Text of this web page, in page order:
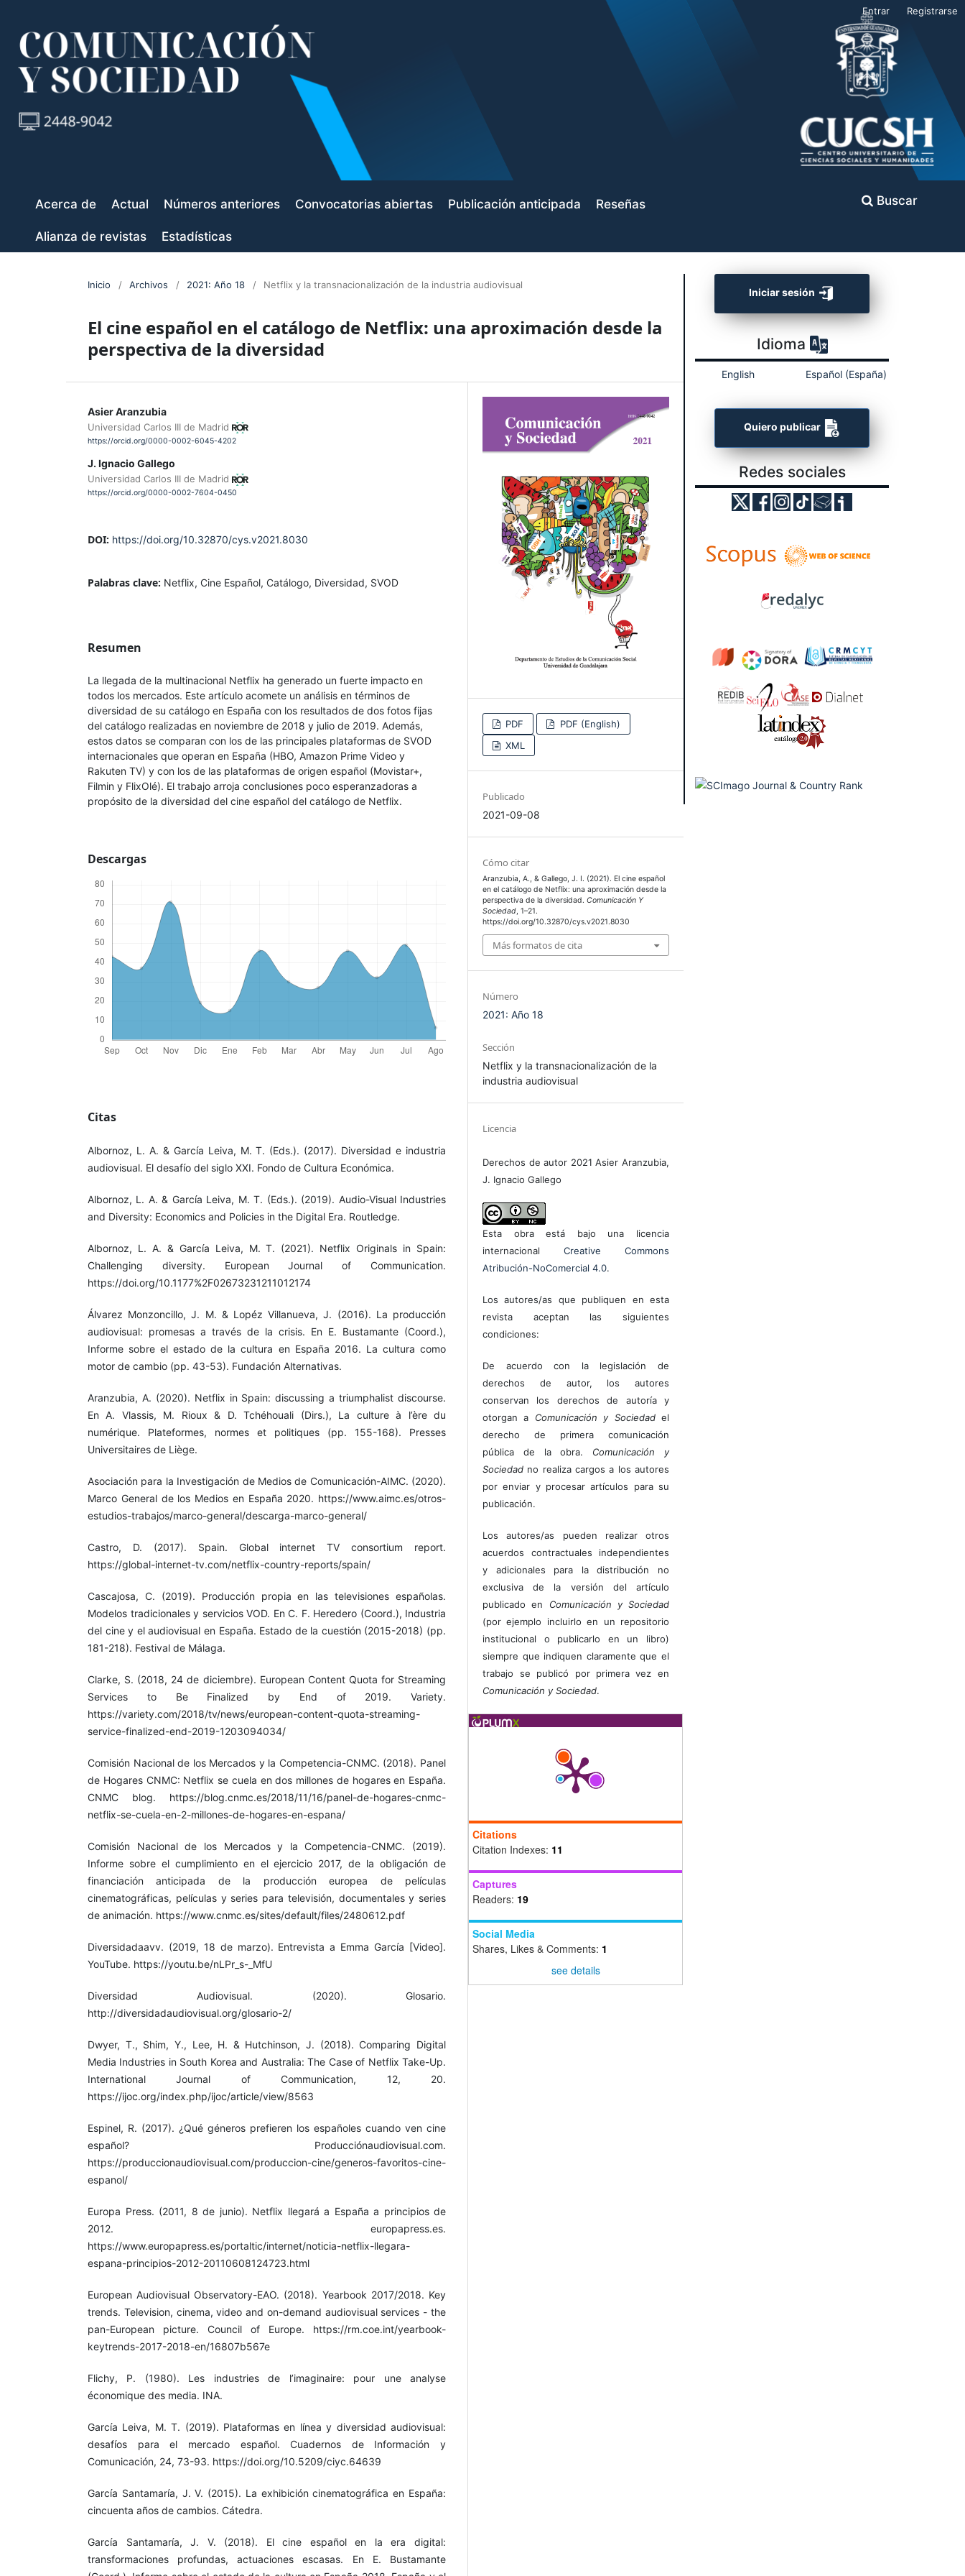
Acerca de Actual Números anteriores Convocatorias abiertas Publicación anticipada Reseñas
Alianza de revistas Estadísticas
Buscar
Entrar Registrarse
Inicio / Archivos / 2021: Año 18 / Netflix y la transnacionalización de la industria audiovisual
El cine español en el catálogo de Netflix: una aproximación desde la
perspectiva de la diversidad
Asier Aranzubia
Universidad Carlos III de Madrid
https://orcid.org/0000-0002-6045-4202
J. Ignacio Gallego
Universidad Carlos III de Madrid
https://orcid.org/0000-0002-7604-0450
DOI: https://doi.org/10.32870/cys.v2021.8030
Palabras clave: Netflix, Cine Español, Catálogo, Diversidad, SVOD
Resumen
La llegada de la multinacional Netflix ha generado un fuerte impacto en
todos los mercados. Este artículo acomete un análisis en términos de
diversidad de su catálogo en España con los resultados de dos fotos fijas
del catálogo realizadas en noviembre de 2018 y julio de 2019. Además,
estos datos se comparan con los de las principales plataformas de SVOD
internacionales que operan en España (HBO, Amazon Prime Video y
Rakuten TV) y con los de las plataformas de origen español (Movistar+,
Filmin y FlixOlé). El trabajo arroja conclusiones poco esperanzadoras a
propósito de la diversidad del cine español del catálogo de Netflix.
Descargas
Citas
Albornoz, L. A. & García Leiva, M. T. (Eds.). (2017). Diversidad e industria
audiovisual. El desafío del siglo XXI. Fondo de Cultura Económica.
Albornoz, L. A. & García Leiva, M. T. (Eds.). (2019). Audio-Visual Industries
and Diversity: Economics and Policies in the Digital Era. Routledge.
Albornoz, L. A. & García Leiva, M. T. (2021). Netflix Originals in Spain:
Challenging diversity. European Journal of Communication.
https://doi.org/10.1177%2F02673231211012174
Álvarez Monzoncillo, J. M. & Lopéz Villanueva, J. (2016). La producción
audiovisual: promesas a través de la crisis. En E. Bustamante (Coord.),
Informe sobre el estado de la cultura en España 2016. La cultura como
motor de cambio (pp. 43-53). Fundación Alternativas.
Aranzubia, A. (2020). Netflix in Spain: discussing a triumphalist discourse.
En A. Vlassis, M. Rioux & D. Tchéhouali (Dirs.), La culture à l’ère du
numérique. Plateformes, normes et politiques (pp. 155-168). Presses
Universitaires de Liège.
Asociación para la Investigación de Medios de Comunicación-AIMC. (2020).
Marco General de los Medios en España 2020. https://www.aimc.es/otros-
estudios-trabajos/marco-general/descarga-marco-general/
Castro, D. (2017). Spain. Global internet TV consortium report.
https://global-internet-tv.com/netflix-country-reports/spain/
Cascajosa, C. (2019). Producción propia en las televisiones españolas.
Modelos tradicionales y servicios VOD. En C. F. Heredero (Coord.), Industria
del cine y el audiovisual en España. Estado de la cuestión (2015-2018) (pp.
181-218). Festival de Málaga.
Clarke, S. (2018, 24 de diciembre). European Content Quota for Streaming
Services to Be Finalized by End of 2019. Variety.
https://variety.com/2018/tv/news/european-content-quota-streaming-
service-finalized-end-2019-1203094034/
Comisión Nacional de los Mercados y la Competencia-CNMC. (2018). Panel
de Hogares CNMC: Netflix se cuela en dos millones de hogares en España.
CNMC blog. https://blog.cnmc.es/2018/11/16/panel-de-hogares-cnmc-
netflix-se-cuela-en-2-millones-de-hogares-en-espana/
Comisión Nacional de los Mercados y la Competencia-CNMC. (2019).
Informe sobre el cumplimiento en el ejercicio 2017, de la obligación de
financiación anticipada de la producción europea de películas
cinematográficas, películas y series para televisión, documentales y series
de animación. https://www.cnmc.es/sites/default/files/2480612.pdf
Diversidadaavv. (2019, 18 de marzo). Entrevista a Emma García [Video].
YouTube. https://youtu.be/nLPr_s-_MfU
Diversidad Audiovisual. (2020). Glosario.
http://diversidadaudiovisual.org/glosario-2/
Dwyer, T., Shim, Y., Lee, H. & Hutchinson, J. (2018). Comparing Digital
Media Industries in South Korea and Australia: The Case of Netflix Take-Up.
International Journal of Communication, 12, 20.
https://ijoc.org/index.php/ijoc/article/view/8563
Espinel, R. (2017). ¿Qué géneros prefieren los españoles cuando ven cine
español? Producciónaudiovisual.com.
https://produccionaudiovisual.com/produccion-cine/generos-favoritos-cine-
espanol/
Europa Press. (2011, 8 de junio). Netflix llegará a España a principios de
2012. europapress.es.
https://www.europapress.es/portaltic/internet/noticia-netflix-llegara-
espana-principios-2012-20110608124723.html
European Audiovisual Observatory-EAO. (2018). Yearbook 2017/2018. Key
trends. Television, cinema, video and on-demand audiovisual services - the
pan-European picture. Council of Europe. https://rm.coe.int/yearbook-
keytrends-2017-2018-en/16807b567e
Flichy, P. (1980). Les industries de l’imaginaire: pour une analyse
économique des media. INA.
García Leiva, M. T. (2019). Plataformas en línea y diversidad audiovisual:
desafíos para el mercado español. Cuadernos de Información y
Comunicación, 24, 73-93. https://doi.org/10.5209/ciyc.64639
García Santamaría, J. V. (2015). La exhibición cinematográfica en España:
cincuenta años de cambios. Cátedra.
García Santamaría, J. V. (2018). El cine español en la era digital:
transformaciones profundas, actuaciones escasas. En E. Bustamante
PDF
PDF (English)
XML
Publicado
2021-09-08
Cómo citar
Aranzubia, A., & Gallego, J. I. (2021). El cine español
en el catálogo de Netflix: una aproximación desde la
perspectiva de la diversidad.Comunicación Y
Sociedad, 1–21.
https://doi.org/10.32870/cys.v2021.8030
Más formatos de cita
Número
2021: Año 18
Sección
Netflix y la transnacionalización de la
industria audiovisual
Licencia
Derechos de autor 2021 Asier Aranzubia,
J. Ignacio Gallego
Esta obra está bajo una licencia
internacional Creative Commons
Atribución-NoComercial 4.0.
Los autores/as que publiquen en esta
revista aceptan las siguientes
condiciones:
De acuerdo con la legislación de
derechos de autor, los autores
conservan los derechos de autoría y
otorgan a Comunicación y Sociedadel
derecho de primera comunicación
pública de la obra. Comunicación y
Sociedad no realiza cargos a los autores
por enviar y procesar artículos para su
publicación.
Los autores/as pueden realizar otros
acuerdos contractuales independientes
y adicionales para la distribución no
exclusiva de la versión del artículo
publicado en Comunicación y Sociedad
(por ejemplo incluirlo en un repositorio
institucional o publicarlo en un libro)
siempre que indiquen claramente que el
trabajo se publicó por primera vez en
Comunicación y Sociedad.
Citations
Citation Indexes: 11
Captures
Readers: 19
Social Media
Shares, Likes & Comments: 1
see details
Iniciar sesión
Idioma
English Español (España)
Quiero publicar
Redes sociales